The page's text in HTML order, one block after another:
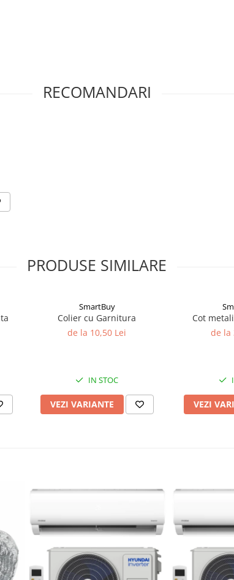
RECOMANDARI
PRODUSE SIMILARE
SmartBuy
Colier cu Garnitura
de la 10,50 Lei
IN STOC
VEZI VARIANTE
Cot
de la
VEZI